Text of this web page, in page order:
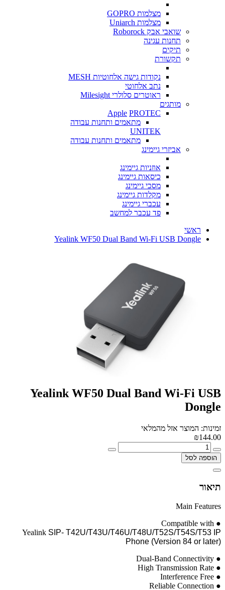
מצלמות GOPRO
מצלמות Uniarch
שואבי אבק Roborock
תחנות עגינה
תיקים
תקשורת
נקודות גישה אלחוטיות MESH
נתב אלחוטי
ראוטרים סלולרי Milesight
מותגים
Apple PROTEC
מתאמים ותחנות עבודה
UNITEK
מתאמים ותחנות עבודה
אביזרי גיימינג
אוזניות גיימינג
כיסאות גיימינג
מסכי גיימינג
מקלדות גיימינג
עכברי גיימינג
פד עכבר למחשב
ראשי
Yealink WF50 Dual Band Wi-Fi USB Dongle
Yealink WF50 Dual Band Wi-Fi USB
Dongle
זמינות: המוצר אזל מהמלאי
₪144.00
הוספה לסל
תיאור
Main Features
●
Compatible with
Yealink SIP- T42U/T43U/T46U/T48U/T52S/T54S/T53 IP
Phone (Version 84 or later)
●
Dual-Band Connectivity
●
High Transmission Rate
●
Interference Free
●
Reliable Connection